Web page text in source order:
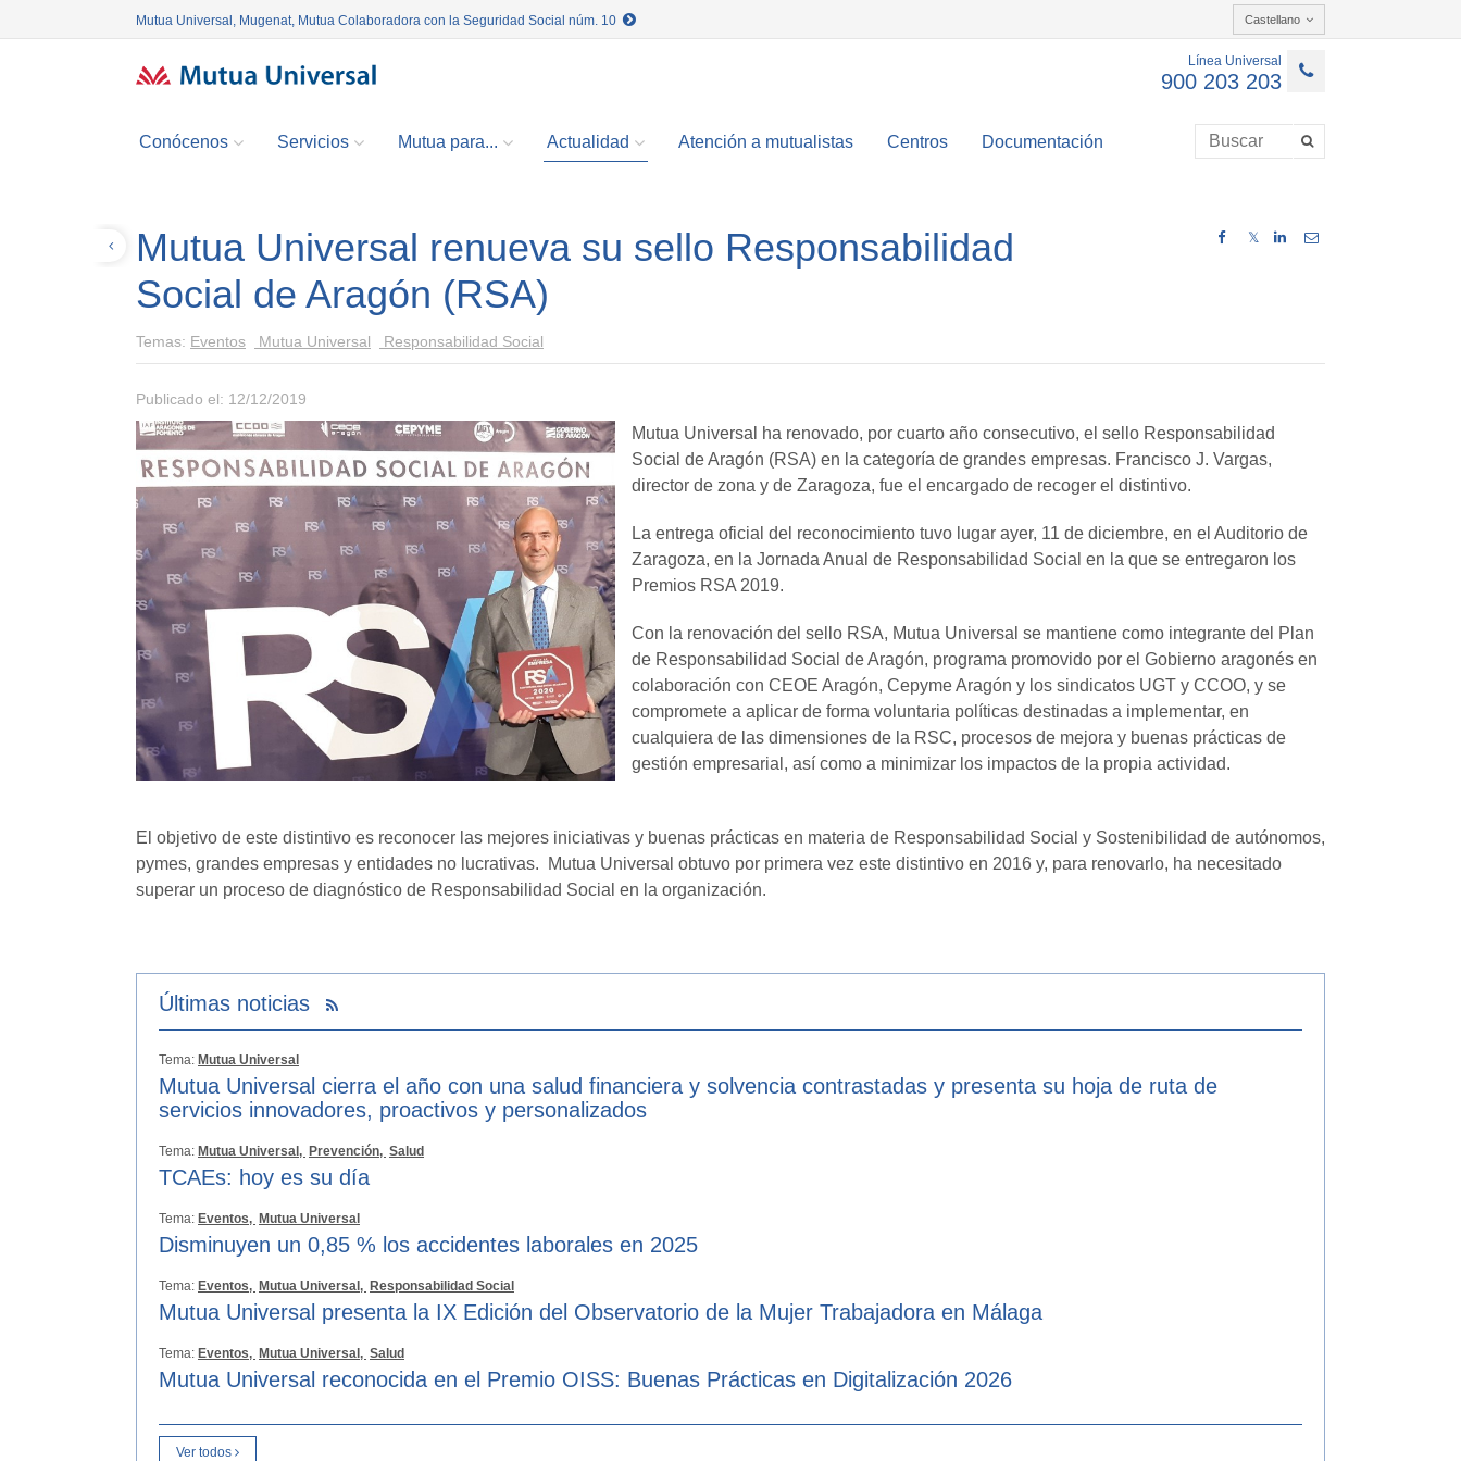
Mutua Universal, Mugenat, Mutua Colaboradora con la Seguridad Social núm. 10 Castellano
Línea Universal
900 203 203
Conócenos Servicios Mutua para... Actualidad Atención a mutualistas Centros Documentación
𝕏
Mutua Universal renueva su sello Responsabilidad
Social de Aragón (RSA)
Temas: Eventos Mutua Universal Responsabilidad Social
Publicado el: 12/12/2019
Mutua Universal ha renovado, por cuarto año consecutivo, el sello Responsabilidad
Social de Aragón (RSA) en la categoría de grandes empresas. Francisco J. Vargas,
director de zona y de Zaragoza, fue el encargado de recoger el distintivo.
La entrega oficial del reconocimiento tuvo lugar ayer, 11 de diciembre, en el Auditorio de
Zaragoza, en la Jornada Anual de Responsabilidad Social en la que se entregaron los
Premios RSA 2019.
Con la renovación del sello RSA, Mutua Universal se mantiene como integrante del Plan
de Responsabilidad Social de Aragón, programa promovido por el Gobierno aragonés en
colaboración con CEOE Aragón, Cepyme Aragón y los sindicatos UGT y CCOO, y se
compromete a aplicar de forma voluntaria políticas destinadas a implementar, en
cualquiera de las dimensiones de la RSC, procesos de mejora y buenas prácticas de
gestión empresarial, así como a minimizar los impactos de la propia actividad.
El objetivo de este distintivo es reconocer las mejores iniciativas y buenas prácticas en materia de Responsabilidad Social y Sostenibilidad de autónomos,
pymes, grandes empresas y entidades no lucrativas. Mutua Universal obtuvo por primera vez este distintivo en 2016 y, para renovarlo, ha necesitado
superar un proceso de diagnóstico de Responsabilidad Social en la organización.
Últimas noticias
Tema: Mutua Universal
Mutua Universal cierra el año con una salud financiera y solvencia contrastadas y presenta su hoja de ruta de
servicios innovadores, proactivos y personalizados
Tema: Mutua Universal, Prevención, Salud
TCAEs: hoy es su día
Tema: Eventos, Mutua Universal
Disminuyen un 0,85 % los accidentes laborales en 2025
Tema: Eventos, Mutua Universal, Responsabilidad Social
Mutua Universal presenta la IX Edición del Observatorio de la Mujer Trabajadora en Málaga
Tema: Eventos, Mutua Universal, Salud
Mutua Universal reconocida en el Premio OISS: Buenas Prácticas en Digitalización 2026
Ver todos